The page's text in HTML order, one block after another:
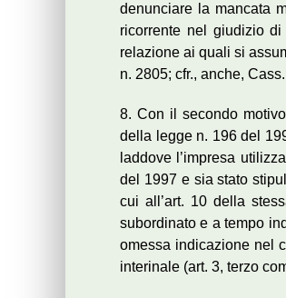
denunciare la mancata
ricorrente nel giudizio
relazione ai quali si
n. 2805; cfr., anche,
8. Con il secondo
della legge n. 196 del
laddove l’impresa
del 1997 e sia stato
cui all’art. 10 della
subordinato e a tempo
omessa indicazione nel
interinale (art. 3, terzo